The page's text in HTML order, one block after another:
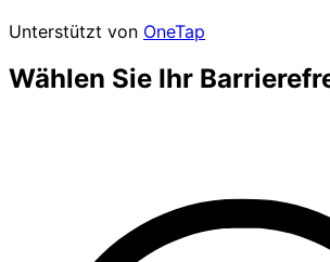
Unterstützt von OneTap
Wählen Sie Ihr